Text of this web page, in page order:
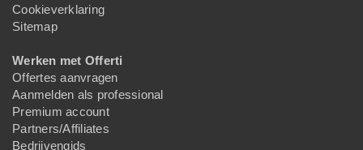
Cookieverklaring
Sitemap
Werken met Offerti
Offertes aanvragen
Aanmelden als professional
Premium account
Partners/Affiliates
Bedrijvengids